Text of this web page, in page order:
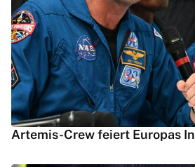
Artemis-Crew feiert Europas